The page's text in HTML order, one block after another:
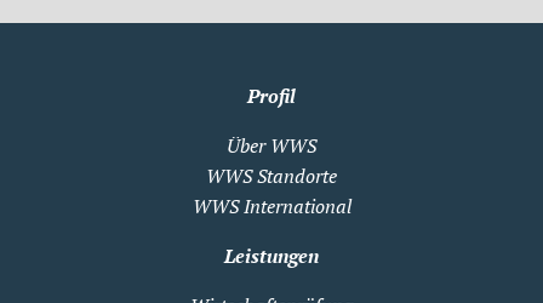
Profil
Über WWS
WWS Standorte
WWS International
Leistungen